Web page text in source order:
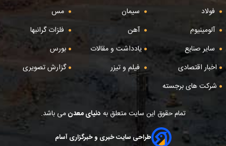
فولاد
سیمان
مس
آلومینیوم
آهن
فلزات گرانبها
سایر صنایع
یادداشت و مقالات
بورس
اخبار اقتصادی
فیلم و تیزر
گزارش تصویری
شرکت های برجسته
تمام حقوق این سایت متعلق به دنیای معدنمی باشد.
طراحی سایت خبری و خبرگزاری آسام